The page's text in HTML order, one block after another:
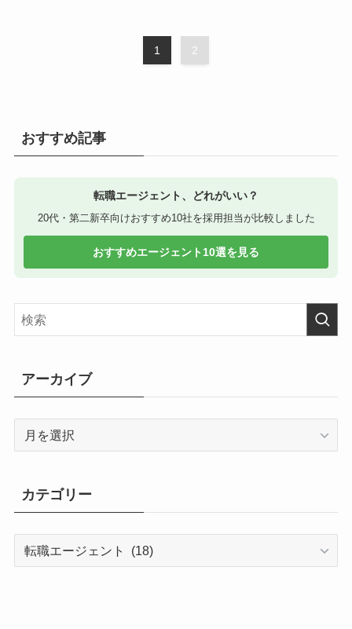
1 2
おすすめ記事
転職エージェント、どれがいい？
20代・第二新卒向けおすすめ10社を採用担当が比較しました
おすすめエージェント10選を見る
アーカイブ
ブ
カテゴリー